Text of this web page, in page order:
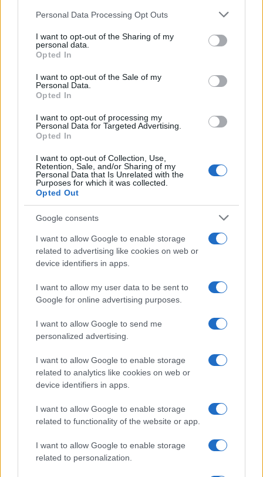
Personal Data Processing Opt Outs
I want to opt-out of the Sharing of my
personal data.
Opted In
I want to opt-out of the Sale of my
Personal Data.
Opted In
I want to opt-out of processing my
Personal Data for Targeted Advertising.
Opted In
I want to opt-out of Collection, Use,
Retention, Sale, and/or Sharing of my
Personal Data that Is Unrelated with the
Purposes for which it was collected.
Opted Out
Google consents
I want to allow Google to enable storage
related to advertising like cookies on web or
device identifiers in apps.
I want to allow my user data to be sent to
Google for online advertising purposes.
I want to allow Google to send me
personalized advertising.
I want to allow Google to enable storage
related to analytics like cookies on web or
device identifiers in apps.
I want to allow Google to enable storage
related to functionality of the website or app.
I want to allow Google to enable storage
related to personalization.
vedersela in finale con il Barcellona di Leo Messi.
Una vittoria nella notte di Madrid, con tutto il
pubblico schierato contro i separatisti catalani,
sarà l’apoteosi di un ciclo iniziato con il geniale
amministratore delegato al quale si deve il
progetto visionario di questa straordinaria
avventura della Juventus F. C.: Antonio Giraudo.
Invece, in una banale notte torinese la Juventus F.
C. viene surclassata da una squadra di giovanotti
che giocano un calcio antico a velocità moderna:
E ora che fare?
Pagina
4
SEDUTE SATIRICHE
Vignetta del 07/08/2026
Vai all'archivio delle vignette